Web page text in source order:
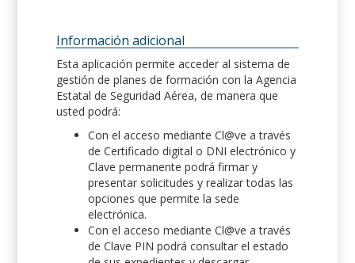
Información adicional
Esta aplicación permite acceder al sistema de
gestión de planes de formación con la Agencia
Estatal de Seguridad Aérea, de manera que
usted podrá:
Con el acceso mediante Cl@ve a través
de Certificado digital o DNI electrónico y
Clave permanente podrá firmar y
presentar solicitudes y realizar todas las
opciones que permite la sede
electrónica.
Con el acceso mediante Cl@ve a través
de Clave PIN podrá consultar el estado